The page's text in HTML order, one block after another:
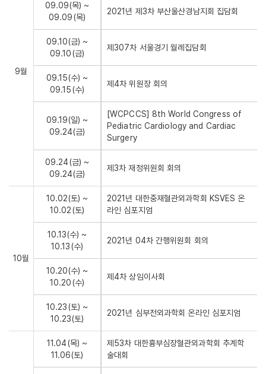
9월
09.09(목) ~
09.09(목)
2021년 제3차 부산울산경남지회 집담회
09.10(금) ~
09.10(금)
제307차 서울경기 월례집담회
09.15(수) ~
09.15(수)
제4차 위원장 회의
09.19(일) ~
09.24(금)
[WCPCCS] 8th World Congress of
Pediatric Cardiology and Cardiac
Surgery
09.24(금) ~
09.24(금)
제3차 재정위원회 회의
10월
10.02(토) ~
10.02(토)
2021년 대한중재혈관외과학회 KSVES 온
라인 심포지엄
10.13(수) ~
10.13(수)
2021년 04차 간행위원회 회의
10.20(수) ~
10.20(수)
제4차 상임이사회
10.23(토) ~
10.23(토)
2021년 심부전외과학회 온라인 심포지엄
11.04(목) ~
11.06(토)
제53차 대한흉부심장혈관외과학회 추계학
술대회